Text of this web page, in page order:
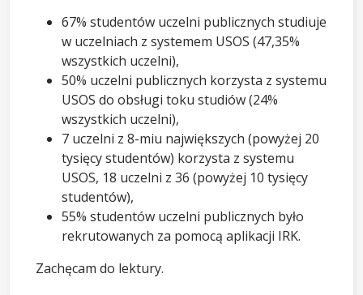
67% studentów uczelni publicznych studiuje
w uczelniach z systemem USOS (47,35%
wszystkich uczelni),
50% uczelni publicznych korzysta z systemu
USOS do obsługi toku studiów (24%
wszystkich uczelni),
7 uczelni z 8-miu największych (powyżej 20
tysięcy studentów) korzysta z systemu
USOS, 18 uczelni z 36 (powyżej 10 tysięcy
studentów),
55% studentów uczelni publicznych było
rekrutowanych za pomocą aplikacji IRK.
Zachęcam do lektury.